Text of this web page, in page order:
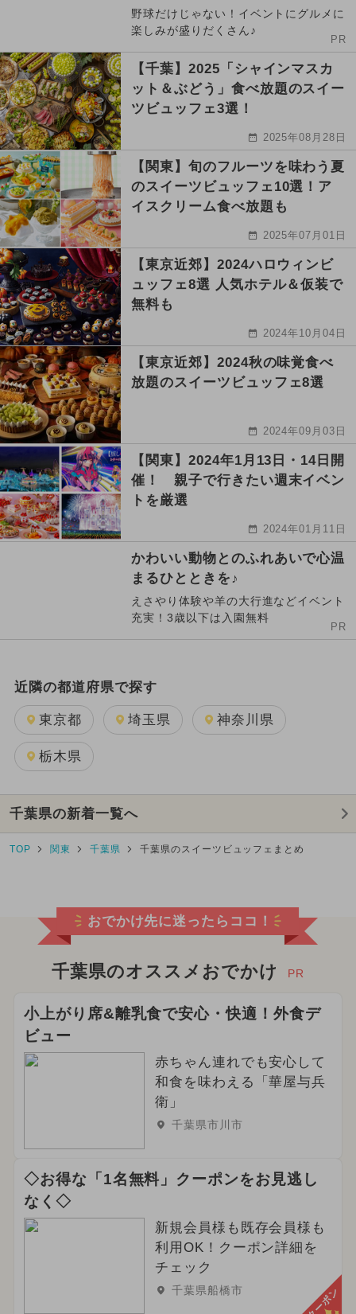
野球だけじゃない！イベントにグルメに
楽しみが盛りだくさん♪
PR
【千葉】2025「シャインマスカ
ット＆ぶどう」食べ放題のスイー
ツビュッフェ3選！
2025年08月28日
【関東】旬のフルーツを味わう夏
のスイーツビュッフェ10選！ア
イスクリーム食べ放題も
2025年07月01日
【東京近郊】2024ハロウィンビ
ュッフェ8選 人気ホテル＆仮装で
無料も
2024年10月04日
【東京近郊】2024秋の味覚食べ
放題のスイーツビュッフェ8選
2024年09月03日
【関東】2024年1月13日・14日開
催！ 親子で行きたい週末イベン
トを厳選
2024年01月11日
かわいい動物とのふれあいで心温
まるひとときを♪
えさやり体験や羊の大行進などイベント
充実！3歳以下は入園無料
PR
近隣の都道府県で探す
東京都 埼玉県 神奈川県
栃木県
千葉県の新着一覧へ
TOP 関東 千葉県 千葉県のスイーツビュッフェまとめ
おでかけ先に迷ったらココ！
千葉県のオススメおでかけ PR
小上がり席&離乳食で安心・快適！外食デ
ビュー
赤ちゃん連れでも安心して
和食を味わえる「華屋与兵
衛」
千葉県市川市
◇お得な「1名無料」クーポンをお見逃し
なく◇
新規会員様も既存会員様も
利用OK！クーポン詳細を
チェック
千葉県船橋市 クーポン